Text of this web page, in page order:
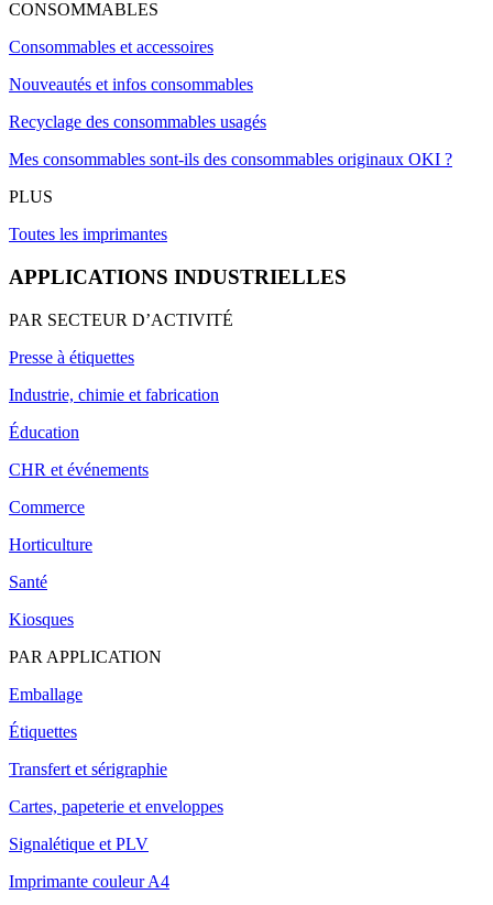
CONSOMMABLES
Consommables et accessoires
Nouveautés et infos consommables
Recyclage des consommables usagés
Mes consommables sont-ils des consommables originaux OKI ?
PLUS
Toutes les imprimantes
APPLICATIONS INDUSTRIELLES
PAR SECTEUR D’ACTIVITÉ
Presse à étiquettes
Industrie, chimie et fabrication
Éducation
CHR et événements
Commerce
Horticulture
Santé
Kiosques
PAR APPLICATION
Emballage
Étiquettes
Transfert et sérigraphie
Cartes, papeterie et enveloppes
Signalétique et PLV
Imprimante couleur A4